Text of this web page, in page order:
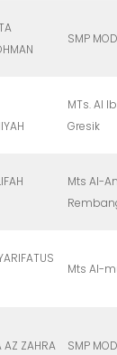
SMP
MTs. Al
Gresik
Mts Al-
Mts Al-
AZ ZAHRA SMP